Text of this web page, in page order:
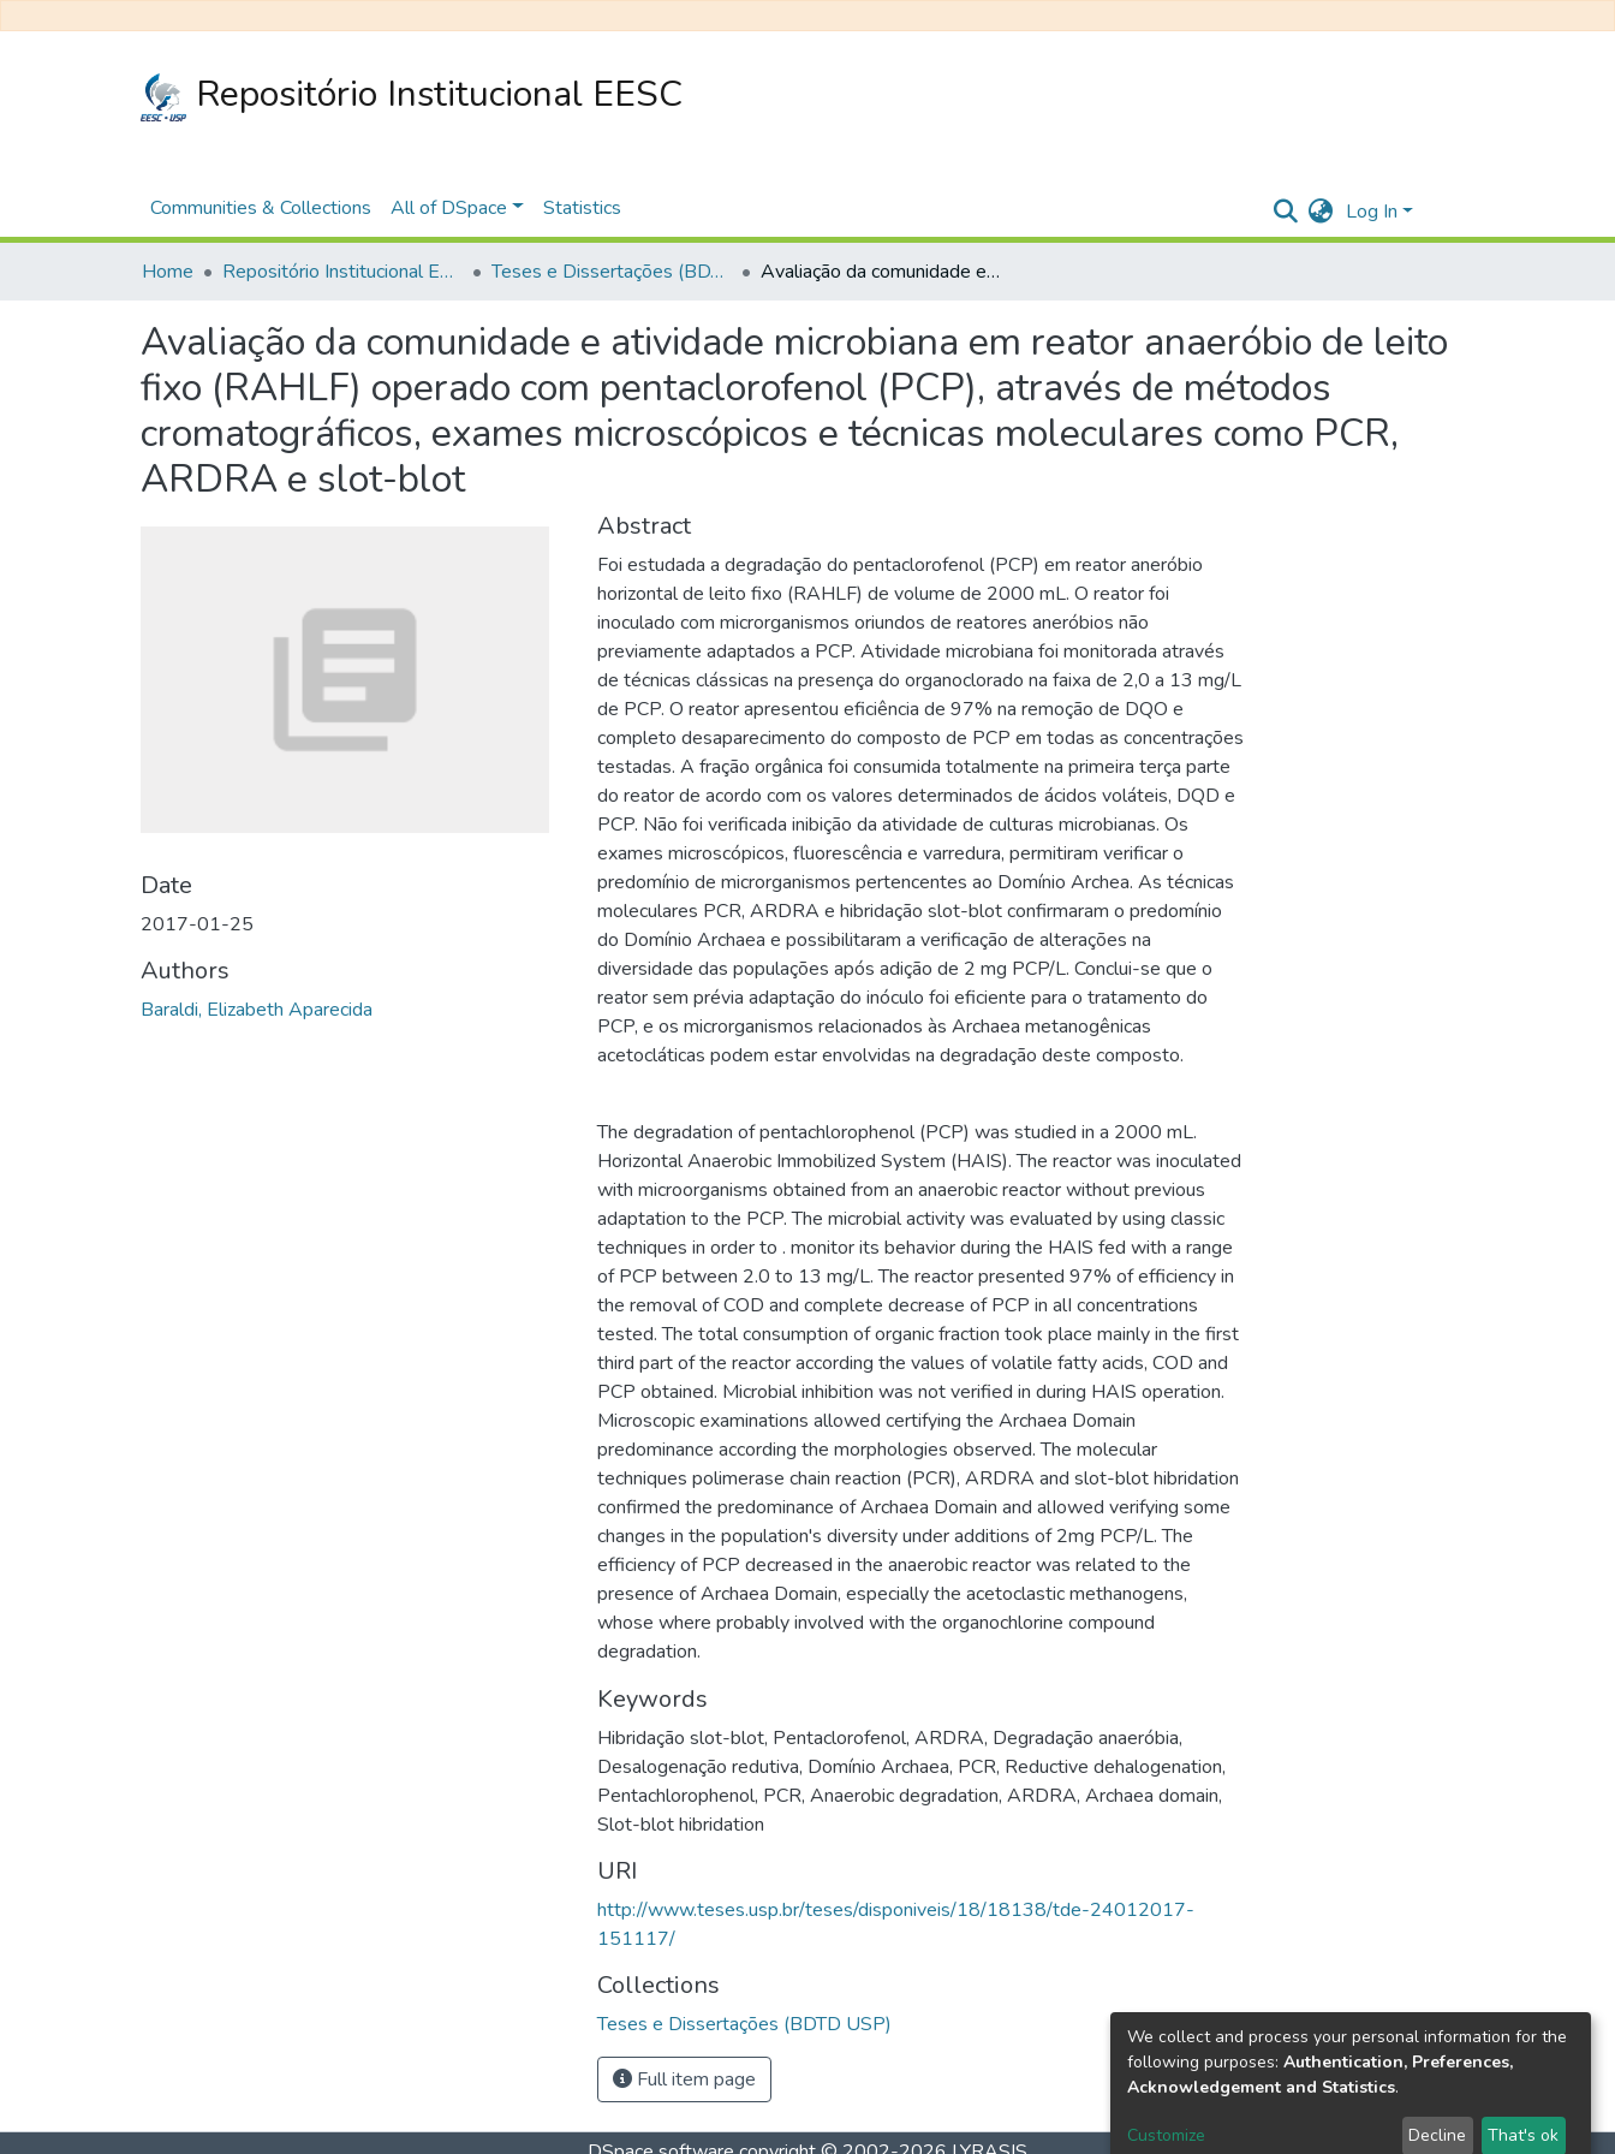
Repositório Institucional EESC
Communities & Collections All of DSpace Statistics Log In
Home Repositório Institucional EESC Teses e Dissertações (BDTD USP) Avaliação da comunidade e atividade microbiana em reator anaeróbio de leito fixo (RAHLF) operado com pentaclorofenol (PCP), através de métodos cromatográficos, exames microscópicos e técnicas moleculares como PCR, ARDRA e slot-blot
Avaliação da comunidade e atividade microbiana em reator anaeróbio de leito
fixo (RAHLF) operado com pentaclorofenol (PCP), através de métodos
cromatográficos, exames microscópicos e técnicas moleculares como PCR,
ARDRA e slot-blot
Date
2017-01-25
Authors
Baraldi, Elizabeth Aparecida
Abstract
Foi estudada a degradação do pentaclorofenol (PCP) em reator aneróbio
horizontal de leito fixo (RAHLF) de volume de 2000 mL. O reator foi
inoculado com microrganismos oriundos de reatores aneróbios não
previamente adaptados a PCP. Atividade microbiana foi monitorada através
de técnicas clássicas na presença do organoclorado na faixa de 2,0 a 13 mg/L
de PCP. O reator apresentou eficiência de 97% na remoção de DQO e
completo desaparecimento do composto de PCP em todas as concentrações
testadas. A fração orgânica foi consumida totalmente na primeira terça parte
do reator de acordo com os valores determinados de ácidos voláteis, DQD e
PCP. Não foi verificada inibição da atividade de culturas microbianas. Os
exames microscópicos, fluorescência e varredura, permitiram verificar o
predomínio de microrganismos pertencentes ao Domínio Archea. As técnicas
moleculares PCR, ARDRA e hibridação slot-blot confirmaram o predomínio
do Domínio Archaea e possibilitaram a verificação de alterações na
diversidade das populações após adição de 2 mg PCP/L. Conclui-se que o
reator sem prévia adaptação do inóculo foi eficiente para o tratamento do
PCP, e os microrganismos relacionados às Archaea metanogênicas
acetocláticas podem estar envolvidas na degradação deste composto.
The degradation of pentachlorophenol (PCP) was studied in a 2000 mL.
Horizontal Anaerobic Immobilized System (HAIS). The reactor was inoculated
with microorganisms obtained from an anaerobic reactor without previous
adaptation to the PCP. The microbial activity was evaluated by using classic
techniques in order to . monitor its behavior during the HAIS fed with a range
of PCP between 2.0 to 13 mg/L. The reactor presented 97% of efficiency in
the removal of COD and complete decrease of PCP in alI concentrations
tested. The total consumption of organic fraction took place mainly in the first
third part of the reactor according the values of volatile fatty acids, COD and
PCP obtained. Microbial inhibition was not verified in during HAIS operation.
Microscopic examinations allowed certifying the Archaea Domain
predominance according the morphologies observed. The molecular
techniques polimerase chain reaction (PCR), ARDRA and slot-blot hibridation
confirmed the predominance of Archaea Domain and alIowed verifying some
changes in the population's diversity under additions of 2mg PCP/L. The
efficiency of PCP decreased in the anaerobic reactor was related to the
presence of Archaea Domain, especially the acetoclastic methanogens,
whose where probably involved with the organochlorine compound
degradation.
Keywords
Hibridação slot-blot, Pentaclorofenol, ARDRA, Degradação anaeróbia,
Desalogenação redutiva, Domínio Archaea, PCR, Reductive dehalogenation,
Pentachlorophenol, PCR, Anaerobic degradation, ARDRA, Archaea domain,
Slot-blot hibridation
URI
http://www.teses.usp.br/teses/disponiveis/18/18138/tde-24012017-
151117/
Collections
Teses e Dissertações (BDTD USP)
Full item page
We collect and process your personal information for the
following purposes: Authentication, Preferences,
Acknowledgement and Statistics.
Customize Decline That's ok